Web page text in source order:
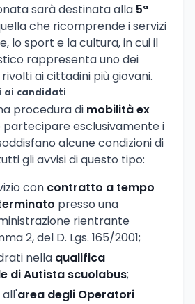
sarà destinata alla 5ª
che ricomprende i servizi
lo sport e la cultura, in cui il
rappresenta uno dei
ai cittadini più giovani.
ai candidati
procedura di mobilità ex
partecipare esclusivamente i
alcune condizioni di
gli avvisi di questo tipo:
con contratto a tempo
presso una
rientrante
2, del D. Lgs. 165/2001;
nella qualifica
di Autista scuolabus;
area degli Operatori